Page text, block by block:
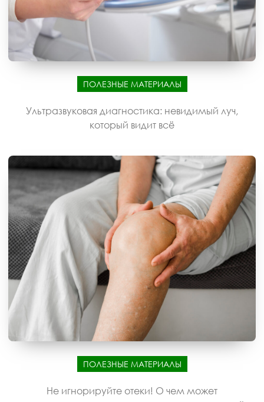
ПОЛЕЗНЫЕ МАТЕРИАЛЫ
Ультразвуковая диагностика: невидимый луч,
который видит всё
ПОЛЕЗНЫЕ МАТЕРИАЛЫ
Не игнорируйте отеки! О чем может